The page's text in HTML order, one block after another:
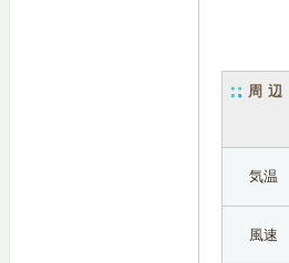
周
気温
風速